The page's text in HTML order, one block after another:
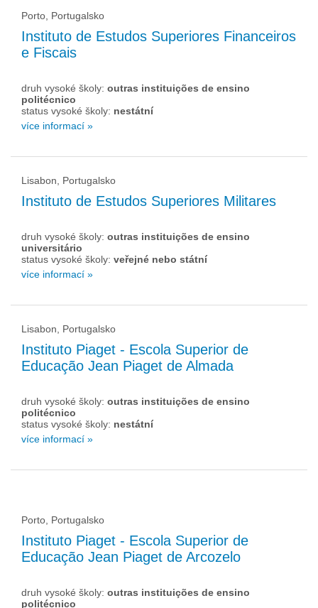
Porto, Portugalsko
Instituto de Estudos Superiores Financeiros
e Fiscais
druh vysoké školy: outras instituições de ensino
politécnico
status vysoké školy: nestátní
více informací »
Lisabon, Portugalsko
Instituto de Estudos Superiores Militares
druh vysoké školy: outras instituições de ensino
universitário
status vysoké školy: veřejné nebo státní
více informací »
Lisabon, Portugalsko
Instituto Piaget - Escola Superior de
Educação Jean Piaget de Almada
druh vysoké školy: outras instituições de ensino
politécnico
status vysoké školy: nestátní
více informací »
Porto, Portugalsko
Instituto Piaget - Escola Superior de
Educação Jean Piaget de Arcozelo
druh vysoké školy: outras instituições de ensino
politécnico